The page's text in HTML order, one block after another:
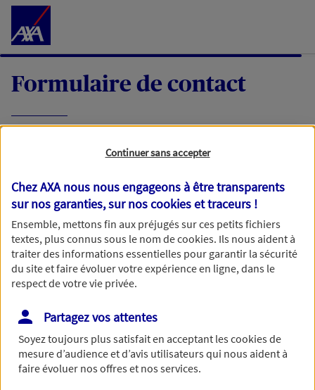
Accéder au Contenu
Formulaire de contact
demande, nous vous répondrons dans les
meilleurs délais par mail ou par téléphone.
Votre message :
Vous disposez de droits sur les informations vous concernant. Pour
plus d’informations,cliquez ici.
Continuer sans accepter
Chez AXA nous nous engageons à être transparents
sur nos garanties, sur noscookies et traceurs !
Ensemble, mettons fin aux préjugés sur ces petits fichiers
textes, plus connus sous le nom decookies. Ils nous aident à
traiter des informations essentielles pour garantir la sécurité
du site et faire évoluer votre expérience en ligne, dans le
respect de votre vie privée.
Partagez vos attentes
Soyez toujours plus satisfait en acceptant lescookiesde
mesure d’audience et d’avis utilisateurs qui nous aident à
faire évoluer nos offres et nos services.